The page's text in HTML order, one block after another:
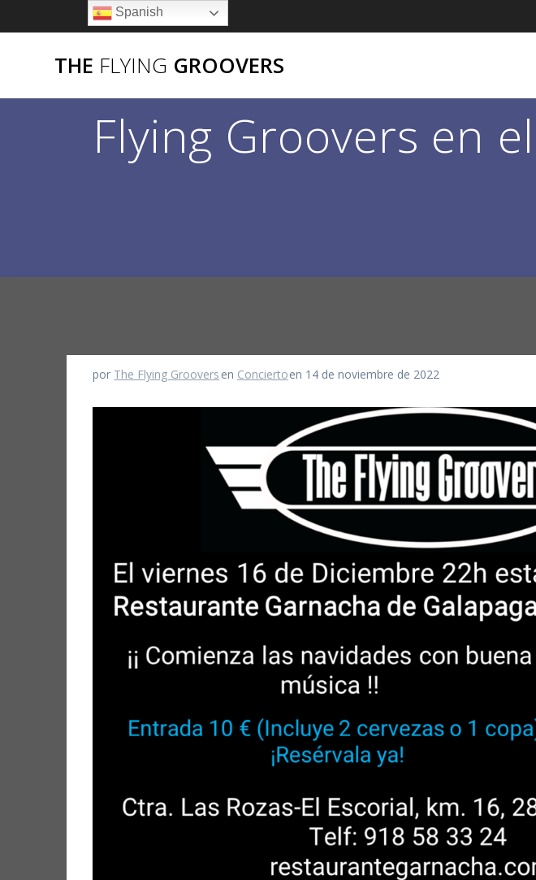
al
THE FLYING GROOVERS
Flying Groovers en
por The Flying Groovers en Conciertoen 14 de noviembre de 2022
Spanish